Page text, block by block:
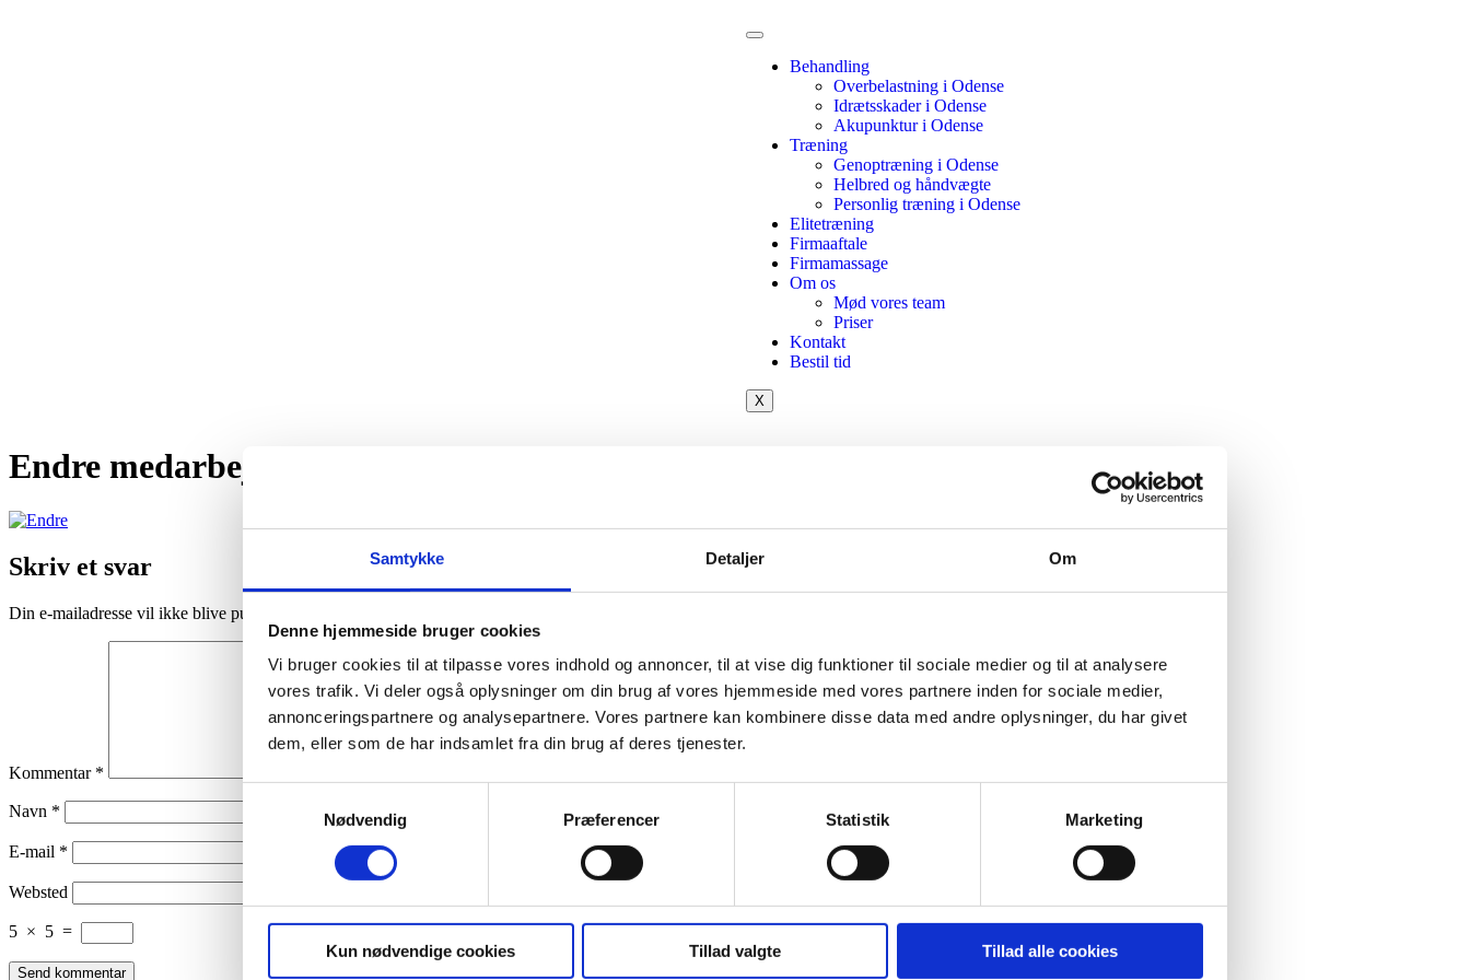
Samtykke Detaljer Om
Denne hjemmeside bruger cookies
Vi bruger cookies til at tilpasse vores indhold og annoncer, til at vise dig funktioner til sociale medier og til at analysere
vores trafik. Vi deler også oplysninger om din brug af vores hjemmeside med vores partnere inden for sociale medier,
annonceringspartnere og analysepartnere. Vores partnere kan kombinere disse data med andre oplysninger, du har givet
dem, eller som de har indsamlet fra din brug af deres tjenester.
Nødvendig
Præferencer Statistik Marketing
Kun nødvendige cookies Tillad valgte Tillad alle cookies
Behandling
Overbelastning i Odense
Idrætsskader i Odense
Akupunktur i Odense
Træning
Genoptræning i Odense
Helbred og håndvægte
Personlig træning i Odense
Elitetræning
Firmaaftale
Firmamassage
Om os
Mød vores team
Priser
Kontakt
Bestil tid
X
Endre medarbejder
Skriv et svar
Din e-mailadresse vil ikke blive publiceret.
Kommentar *
Navn *
E-mail *
Websted
5 × 5 =